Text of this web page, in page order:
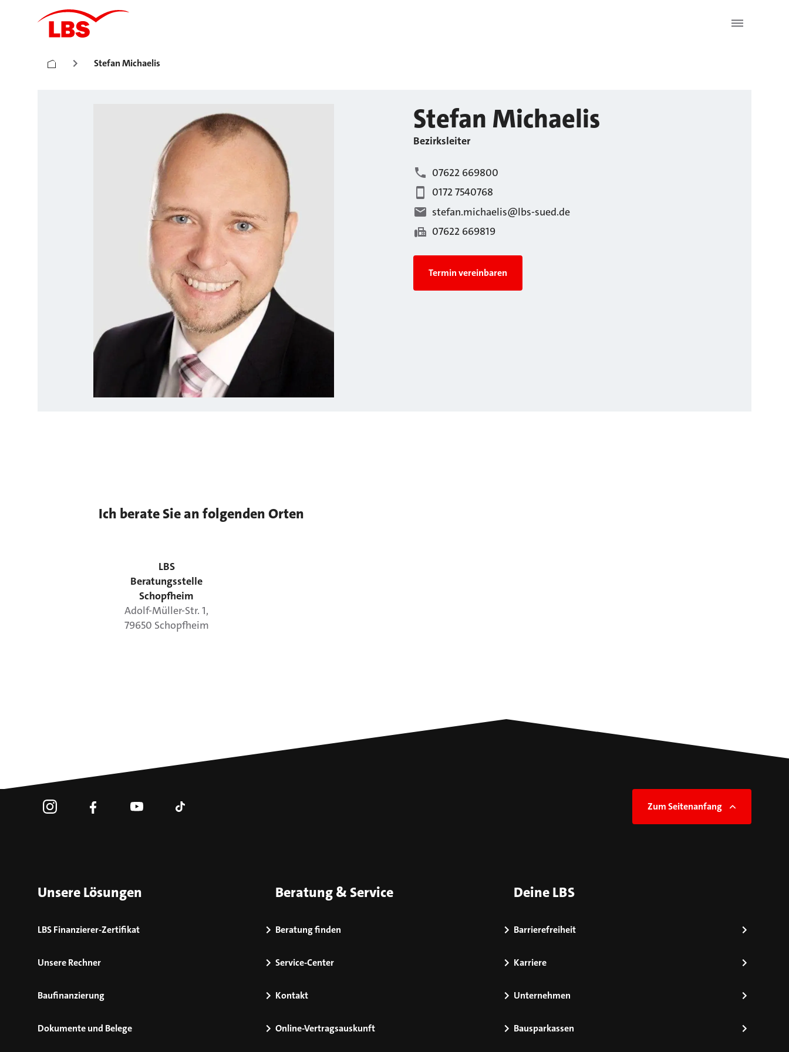
Stefan Michaelis
Stefan Michaelis
Bezirksleiter
07622 669800
0172 7540768
stefan.michaelis@lbs-sued.de
07622 669819
Termin vereinbaren
Ich berate Sie an folgenden Orten
LBS
Beratungsstelle
Schopfheim
Adolf-Müller-Str. 1,
79650 Schopfheim
Zum Seitenanfang
Unsere Lösungen
LBS Finanzierer-Zertifikat
Unsere Rechner
Baufinanzierung
Dokumente und Belege
Beratung & Service
Beratung finden
Service-Center
Kontakt
Online-Vertragsauskunft
Deine LBS
Barrierefreiheit
Karriere
Unternehmen
Bausparkassen